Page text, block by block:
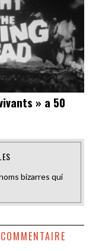
» a 50
bizarres qui